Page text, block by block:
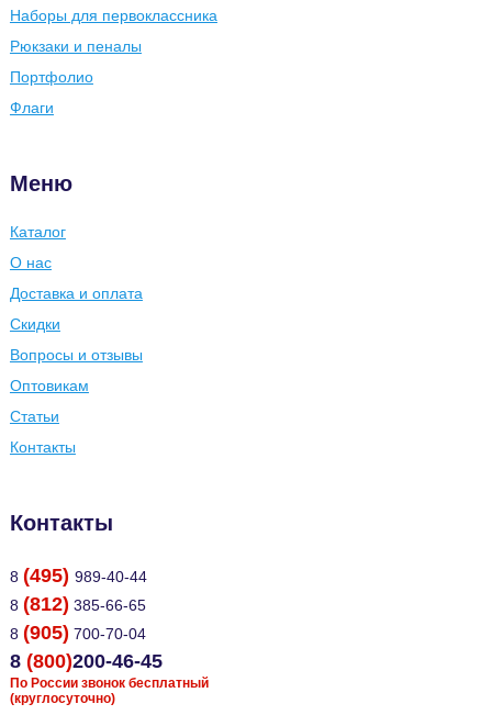
Наборы для первоклассника
Рюкзаки и пеналы
Портфолио
Флаги
Меню
Каталог
О нас
Доставка и оплата
Скидки
Вопросы и отзывы
Оптовикам
Статьи
Контакты
Контакты
8 (495) 989-40-44
8 (812) 385-66-65
8 (905) 700-70-04
8 (800)200-46-45
По России звонок бесплатный
(круглосуточно)